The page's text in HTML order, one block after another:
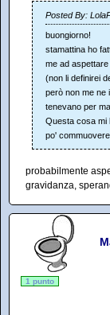
Posted By:
buongiorno!
stamattina ho
me ad
(non li definirei
però non me ne
tenevano per
Questa cosa mi
po'
probabilmente
gravidanza,
1 punto